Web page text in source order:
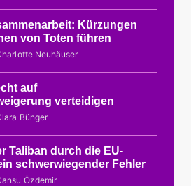
Kürzungen
von Toten führen
Neuhäuser
auf
verteidigen
Bünger
Taliban durch die EU-
schwerwiegender Fehler
Özdemir